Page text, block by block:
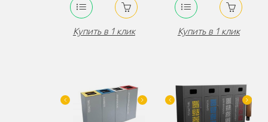
Купить в 1 клик Купить в 1 клик